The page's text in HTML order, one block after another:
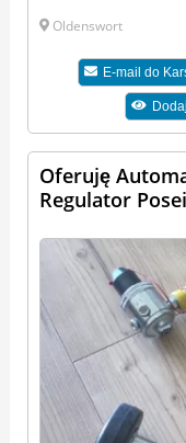
Oldenswort
E-mail do
Oferuję
Regulator